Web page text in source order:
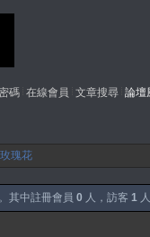
碼 在線會員 文章搜尋 論壇
瑰花
其中註冊會員 0 人，訪客 1